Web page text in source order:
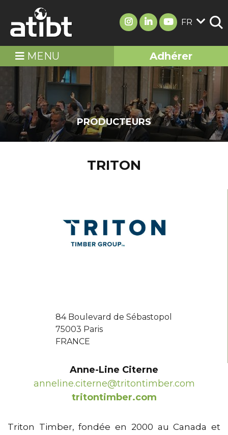
FR
MENU Adhérer
PRODUCTEURS
TRITON
84 Boulevard de Sébastopol
75003 Paris
FRANCE
Anne-Line Citerne
anneline.citerne@tritontimber.com
tritontimber.com
Triton Timber, fondée en 2000 au Canada et